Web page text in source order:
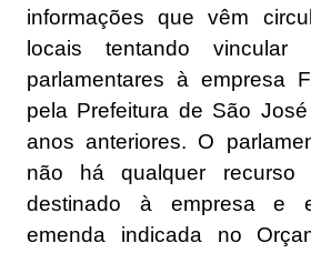
informações que vêm
locais tentando vincular
parlamentares à empresa
pela Prefeitura de São
anos anteriores. O
não há qualquer recurso
destinado à empresa e
emenda indicada no